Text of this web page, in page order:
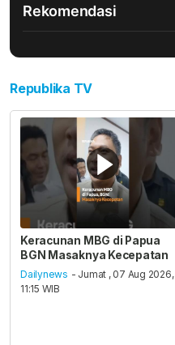
Rekomendasi
Republika TV
Keracunan MBG di Papua
BGN Masaknya Kecepatan
Dailynews - Jumat , 07 Aug 2026,
11:15 WIB